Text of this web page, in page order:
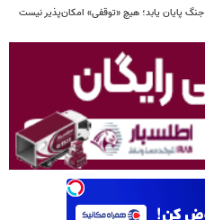
پایان یابد؛ هیچ «توقفی» امکان‌پذیر نیست